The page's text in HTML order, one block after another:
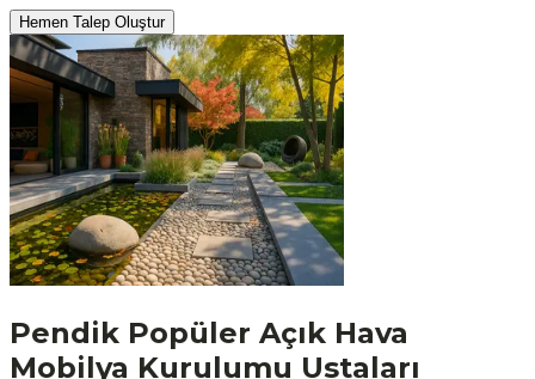
Hemen Talep Oluştur
Pendik Popüler Açık Hava
Mobilya Kurulumu Ustaları